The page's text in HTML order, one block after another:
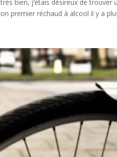
bien, j’étais désireux de
premier réchaud à alcool il y a